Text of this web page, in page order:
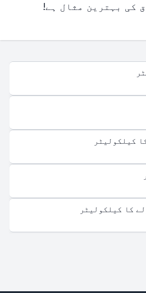
کی بہترین مثال ہے!
کیلکولیٹر
کا کیلکولیٹر